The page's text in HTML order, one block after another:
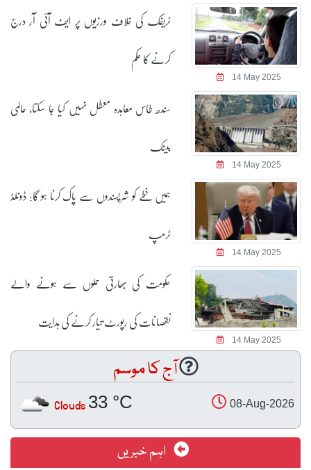
14 May 2025
ٹریفک کی خلاف ورزیوں پر ایف آئی آر درج
کرنے کا حکم
14 May 2025
سندھ طاس معاہدہ معطل نہیں کیا جا سکتا، عالمی
بینک
14 May 2025
ہمیں خطے کو شرپسندوں سے پاک کرنا ہو گا: ڈونلڈ
ٹرمپ
14 May 2025
حکومت کی بھارتی حملوں سے ہونے والے
نقصانات کی رپورٹ تیار کرنے کی ہدایت
آج کا موسم
08-Aug-2026
33 °C
Clouds
اہم خبریں